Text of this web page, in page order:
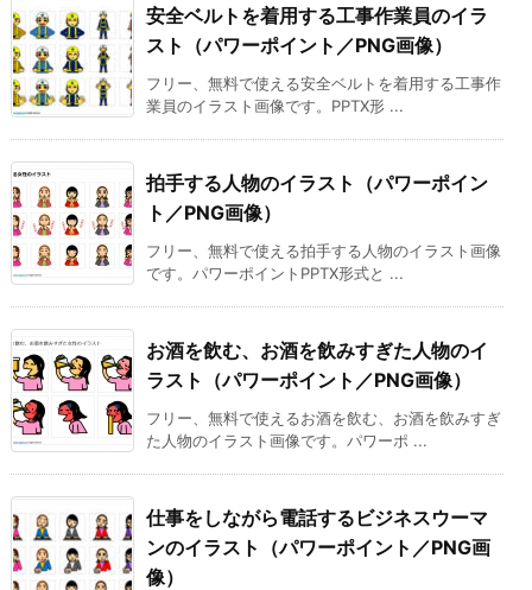
安全ベルトを着用する工事作業員のイラ
スト（パワーポイント／PNG画像）
フリー、無料で使える安全ベルトを着用する工事作
業員のイラスト画像です。PPTX形 ...
拍手する人物のイラスト（パワーポイン
ト／PNG画像）
フリー、無料で使える拍手する人物のイラスト画像
です。パワーポイントPPTX形式と ...
お酒を飲む、お酒を飲みすぎた人物のイ
ラスト（パワーポイント／PNG画像）
フリー、無料で使えるお酒を飲む、お酒を飲みすぎ
た人物のイラスト画像です。パワーポ ...
仕事をしながら電話するビジネスウーマ
ンのイラスト（パワーポイント／PNG画
像）